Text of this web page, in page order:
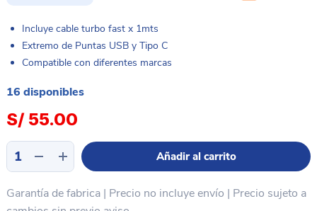
Incluye cable turbo fast x 1mts
Extremo de Puntas USB y Tipo C
Compatible con diferentes marcas
16 disponibles
S/ 55.00
Cargador
1
Añadir al carrito
Garantía de fabrica | Precio no incluye envío | Precio sujeto a